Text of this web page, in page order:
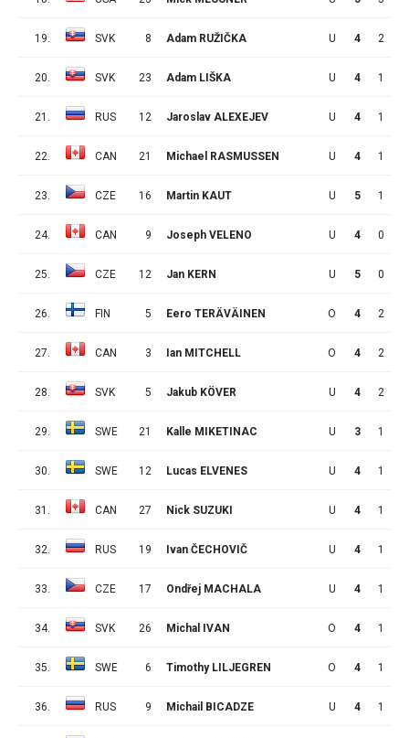
19. SVK 8 Adam RUŽIČKA U 4 2
20. SVK 23 Adam LIŠKA U 4 1
21. RUS 12 Jaroslav ALEXEJEV U 4 1
22. CAN 21 Michael RASMUSSEN U 4 1
23. CZE 16 Martin KAUT U 5 1
24. CAN 9 Joseph VELENO U 4 0
25. CZE 12 Jan KERN U 5 0
26. FIN 5 Eero TERÄVÄINEN O 4 2
27. CAN 3 Ian MITCHELL O 4 2
28. SVK 5 Jakub KÖVER U 4 2
29. SWE 21 Kalle MIKETINAC U 3 1
30. SWE 12 Lucas ELVENES U 4 1
31. CAN 27 Nick SUZUKI U 4 1
32. RUS 19 Ivan ČECHOVIČ U 4 1
33. CZE 17 Ondřej MACHALA U 4 1
34. SVK 26 Michal IVAN O 4 1
35. SWE 6 Timothy LILJEGREN O 4 1
36. RUS 9 Michail BICADZE U 4 1